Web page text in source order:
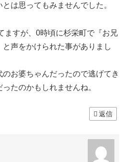
は思ってもみませんでした。
ますが、0時頃に杉栄町で『お兄
声をかけられた事がありまし
お婆ちゃんだったので逃げてき
たのかもしれませんね。
返信